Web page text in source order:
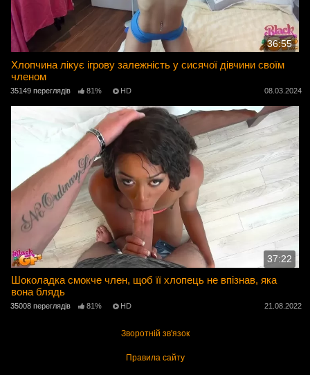
36:55
Хлопчина лікує ігрову залежність у сисячої дівчини своїм
членом
35149 переглядів 81% HD 08.03.2024
37:22
Шоколадка смокче член, щоб її хлопець не впізнав, яка
вона блядь
35008 переглядів 81% HD 21.08.2022
Зворотній зв'язок
Правила сайту